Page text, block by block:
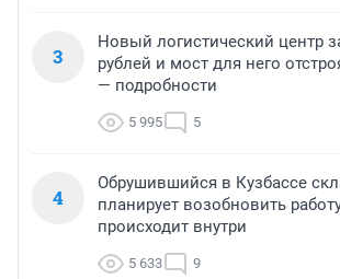
3
Новый логистический центр
рублей и мост для него
— подробности
5 995 5
4
Обрушившийся в Кузбассе
планирует возобновить
происходит внутри
5 633 9